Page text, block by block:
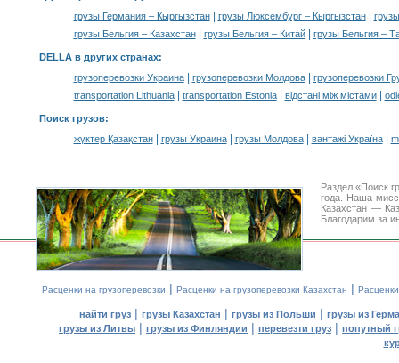
грузы Германия – Кыргызстан| грузы Люксембург – Кыргызстан|
грузы Бельгия – Казахстан| грузы Бельгия – Китай| грузы Бельгия –
DELLA в других странах:
грузоперевозки Украина| грузоперевозки Молдова|
грузоперевозки
transportation Lithuania| transportation Estonia| відстані між містами|
Поиск грузов:
жүктер Қазақстан| грузы Украина| грузы Молдова| вантажі Україна|
Раздел «Поиск
года. Наша
Казахстан —
Благодарим за
Расценки на грузоперевозки | Расценки на грузоперевозки Казахстан |
найти груз| грузы Казахстан | грузы из Польши | грузы из
грузы из Литвы | грузы из Финляндии | перевезти груз | попутный